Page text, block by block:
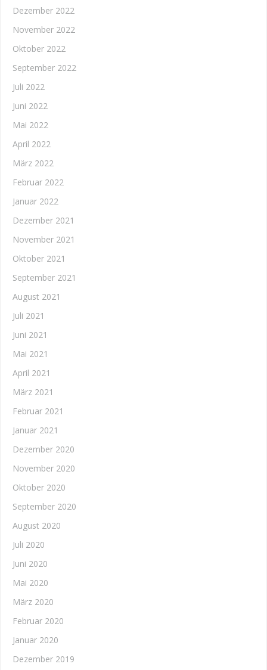
Dezember 2022
November 2022
Oktober 2022
September 2022
Juli 2022
Juni 2022
Mai 2022
April 2022
März 2022
Februar 2022
Januar 2022
Dezember 2021
November 2021
Oktober 2021
September 2021
August 2021
Juli 2021
Juni 2021
Mai 2021
April 2021
März 2021
Februar 2021
Januar 2021
Dezember 2020
November 2020
Oktober 2020
September 2020
August 2020
Juli 2020
Juni 2020
Mai 2020
März 2020
Februar 2020
Januar 2020
Dezember 2019